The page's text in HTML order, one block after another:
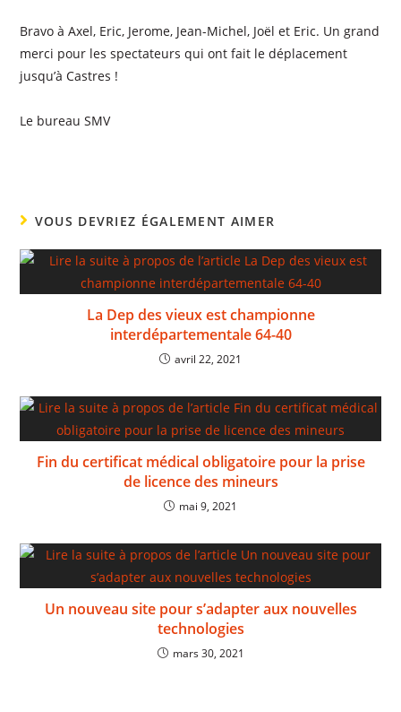
Bravo à Axel, Eric, Jerome, Jean-Michel, Joël et Eric. Un grand
merci pour les spectateurs qui ont fait le déplacement
jusqu’à Castres !
Le bureau SMV
VOUS DEVRIEZ ÉGALEMENT AIMER
La Dep des vieux est championne
interdépartementale 64-40
avril 22, 2021
Fin du certificat médical obligatoire pour la prise
de licence des mineurs
mai 9, 2021
Un nouveau site pour s’adapter aux nouvelles
technologies
mars 30, 2021